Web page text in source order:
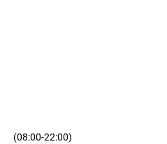
(08:00-22:00)